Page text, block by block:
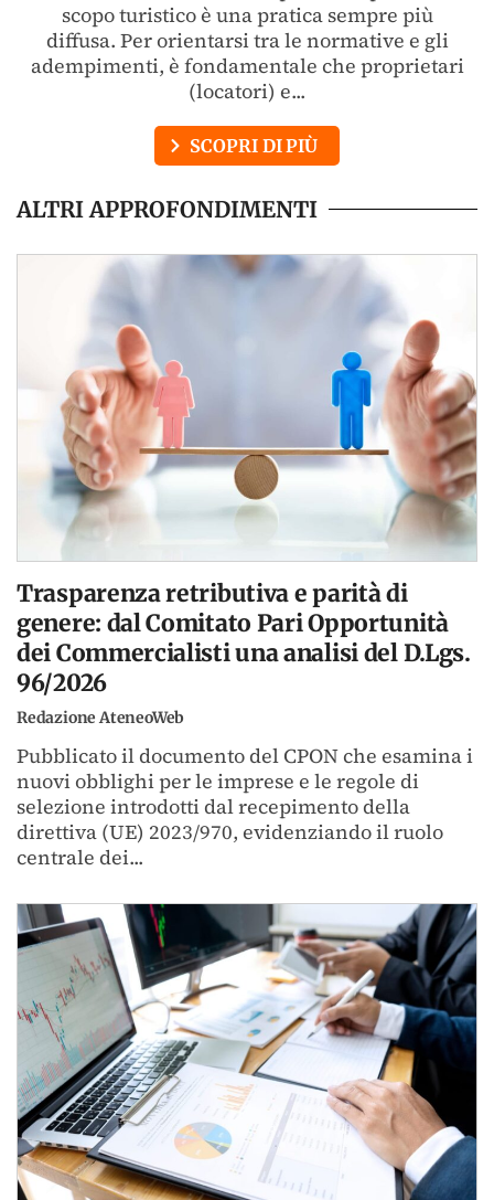
scopo turistico è una pratica sempre più
diffusa. Per orientarsi tra le normative e gli
adempimenti, è fondamentale che proprietari
(locatori) e...
SCOPRI DI PIÙ
ALTRI APPROFONDIMENTI
Trasparenza retributiva e parità di
genere: dal Comitato Pari Opportunità
dei Commercialisti una analisi del D.Lgs.
96/2026
Redazione AteneoWeb
Pubblicato il documento del CPON che esamina i
nuovi obblighi per le imprese e le regole di
selezione introdotti dal recepimento della
direttiva (UE) 2023/970, evidenziando il ruolo
centrale dei...